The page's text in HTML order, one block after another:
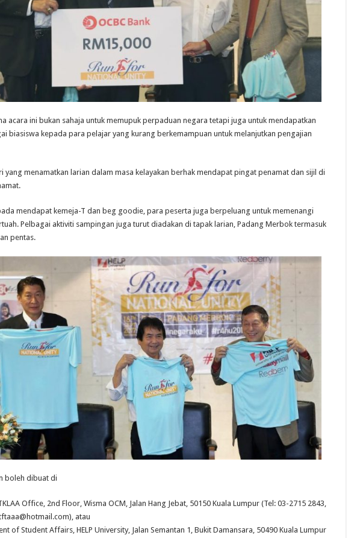
acara ini bukan sahaja untuk memupuk perpaduan negara tetapi juga untuk mendapatkan
biasiswa kepada para pelajar yang kurang berkemampuan untuk melanjutkan pengajian
yang menamatkan larian dalam masa kelayakan berhak mendapat pingat penamat dan sijil di
mendapat kemeja-T dan beg goodie, para peserta juga berpeluang untuk memenangi
Pelbagai aktiviti sampingan juga turut diadakan di tapak larian, Padang Merbok termasuk
pentas.
boleh dibuat di
Office, 2nd Floor, Wisma OCM, Jalan Hang Jebat, 50150 Kuala Lumpur (Tel: 03-2715 2843,
), atau
of Student Affairs, HELP University, Jalan Semantan 1, Bukit Damansara, 50490 Kuala Lumpur